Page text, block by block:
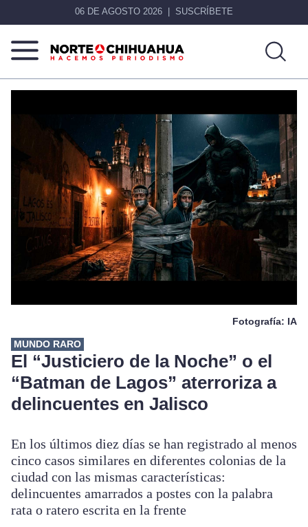
06 DE AGOSTO 2026 SUSCRÍBETE
Norte
Más
hacemos periodismo
Fotografía: IA
MUNDO RARO
El “Justiciero de la Noche” o el
“Batman de Lagos” aterroriza a
delincuentes en Jalisco
En los últimos diez días se han registrado al menos
cinco casos similares en diferentes colonias de la
ciudad con las mismas características:
delincuentes amarrados a postes con la palabra
rata o ratero escrita en la frente